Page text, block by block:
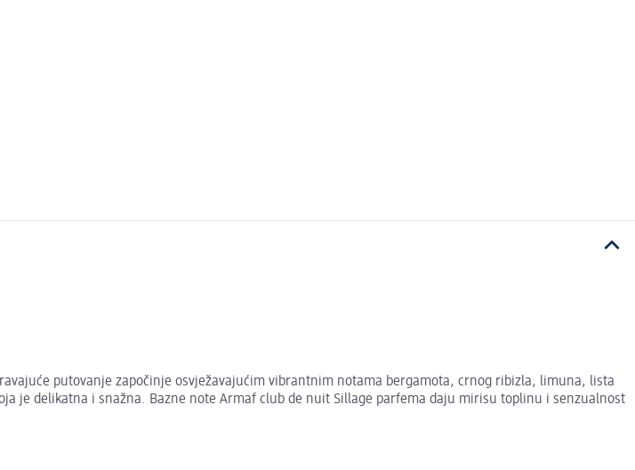
putovanje započinje osvježavajućim vibrantnim notama bergamota, crnog ribizla, limuna, lista
je delikatna i snažna. Bazne note Armaf club de nuit Sillage parfema daju mirisu toplinu i senzualnost